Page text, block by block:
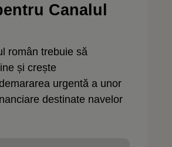
Canalul
român trebuie să
și crește
urgentă a unor
destinate navelor